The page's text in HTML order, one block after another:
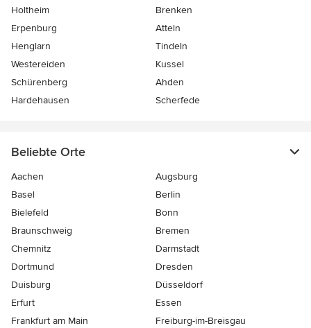
Holtheim
Brenken
Erpenburg
Atteln
Henglarn
Tindeln
Westereiden
Kussel
Schürenberg
Ahden
Hardehausen
Scherfede
Beliebte Orte
Aachen
Augsburg
Basel
Berlin
Bielefeld
Bonn
Braunschweig
Bremen
Chemnitz
Darmstadt
Dortmund
Dresden
Duisburg
Düsseldorf
Erfurt
Essen
Frankfurt am Main
Freiburg-im-Breisgau